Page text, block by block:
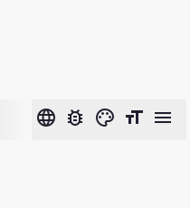
language bug_report color_lens format_size menu